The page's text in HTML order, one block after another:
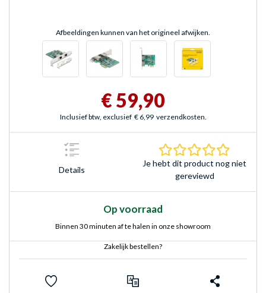
Afbeeldingen kunnen van het origineel afwijken.
€ 59,90
Inclusief btw, exclusief € 6,99 verzendkosten.
Details
Je hebt dit product nog niet
gereviewd
Op voorraad
Binnen 30 minuten af te halen in onze showroom
Zakelijk bestellen?